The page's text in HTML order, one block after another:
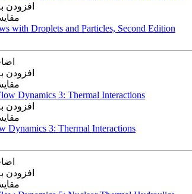
افزودن
with Droplets and Particles, Second Edition
افزودن
افزودن
Dynamics 3: Thermal Interactions
افزودن